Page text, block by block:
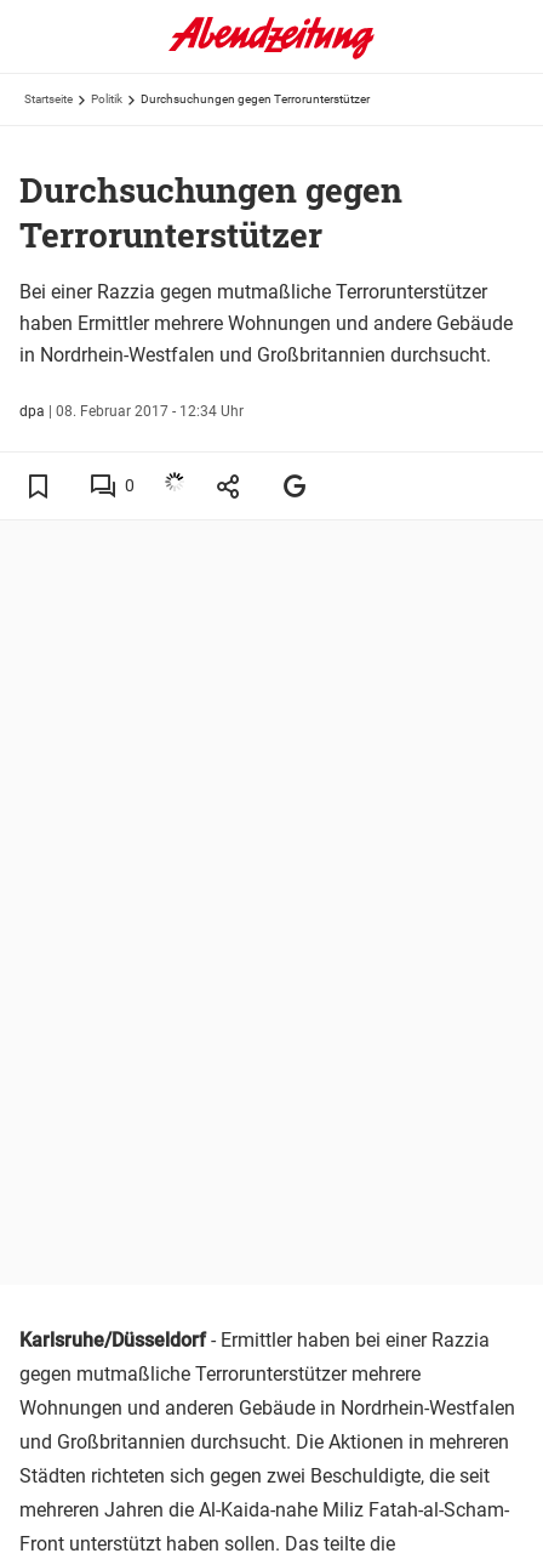
Startseite Politik Durchsuchungen gegen Terrorunterstützer
Durchsuchungen gegen
Terrorunterstützer
Bei einer Razzia gegen mutmaßliche Terrorunterstützer
haben Ermittler mehrere Wohnungen und andere Gebäude
in Nordrhein-Westfalen und Großbritannien durchsucht.
dpa | 08. Februar 2017 - 12:34 Uhr
0
Karlsruhe/Düsseldorf- Ermittler haben bei einer Razzia
gegen mutmaßliche Terrorunterstützer mehrere
Wohnungen und anderen Gebäude in Nordrhein-Westfalen
und Großbritannien durchsucht. Die Aktionen in mehreren
Städten richteten sich gegen zwei Beschuldigte, die seit
mehreren Jahren die Al-Kaida-nahe Miliz Fatah-al-Scham-
Front unterstützt haben sollen. Das teilte die